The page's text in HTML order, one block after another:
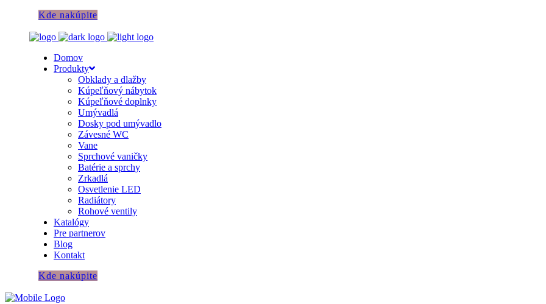
Kde nakúpite
Domov
Produkty
Obklady a dlažby
Kúpeľňový nábytok
Kúpeľňové doplnky
Umývadlá
Dosky pod umývadlo
Závesné WC
Vane
Sprchové vaničky
Batérie a sprchy
Zrkadlá
Osvetlenie LED
Radiátory
Rohové ventily
Katalógy
Pre partnerov
Blog
Kontakt
Kde nakúpite